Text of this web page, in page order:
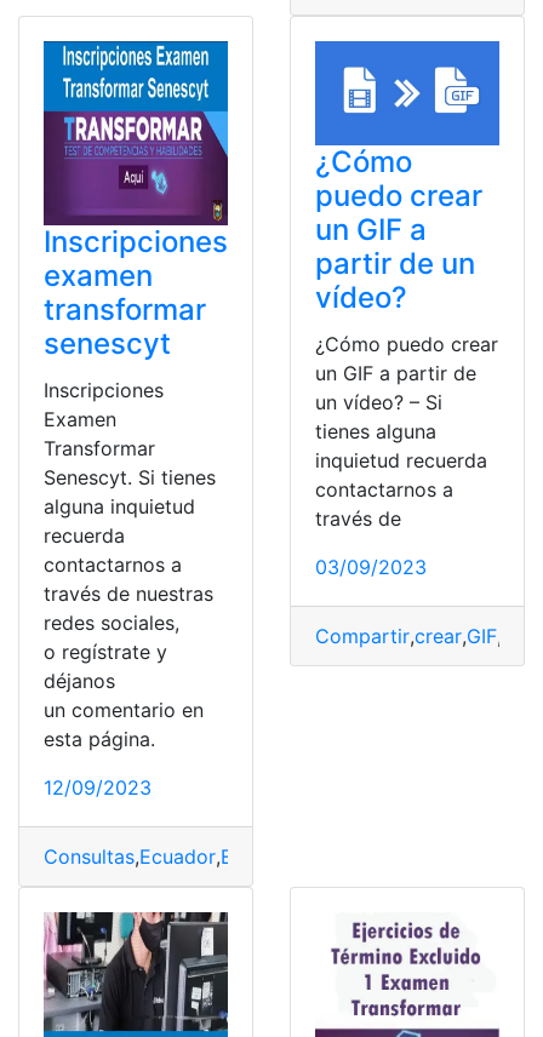
Inscripciones
examen
transformar
senescyt
Inscripciones
Examen
Transformar
Senescyt. Si tienes
alguna inquietud
recuerda
contactarnos a
través de nuestras
redes sociales,
o regístrate y
déjanos
un comentario en
esta página.
12/09/2023
Consultas,Ecuador,Entretenimiento
¿Cómo
puedo crear
un GIF a
partir de un
vídeo?
¿Cómo puedo crear
un GIF a partir de
un vídeo? – Si
tienes alguna
inquietud recuerda
contactarnos a
través de
03/09/2023
Compartir,crear,GIF,